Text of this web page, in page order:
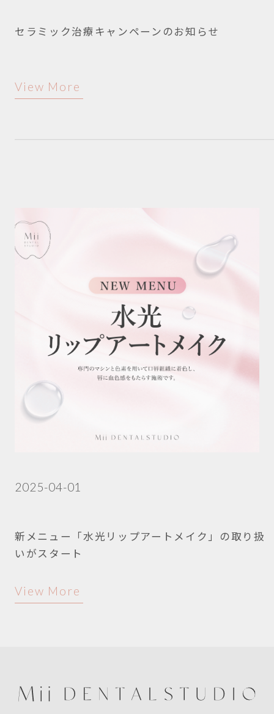
セラミック治療キャンペーンのお知らせ
View More
2025-04-01
新メニュー「水光リップアートメイク」の取り扱
いがスタート
View More